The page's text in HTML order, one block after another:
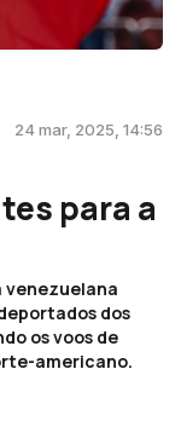
24 mar, 2025, 14:56
para a
venezuelana
dos
os voos de
americano.